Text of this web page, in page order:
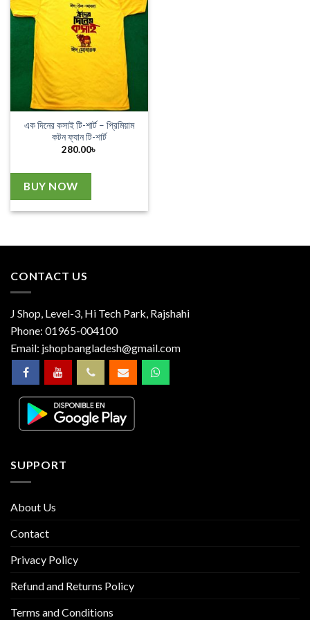
এক দিনের কসাই টি-শার্ট – প্রিমিয়াম
কটন ফ্যান টি-শার্ট
280.00৳
BUY NOW
CONTACT US
J Shop, Level-3, Hi Tech Park, Rajshahi
Phone: 01965-004100
Email: jshopbangladesh@gmail.com
SUPPORT
About Us
Contact
Privacy Policy
Refund and Returns Policy
Terms and Conditions